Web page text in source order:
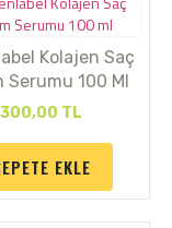
Kolajen Saç
Serumu 100 Ml
300,00 TL
EKLE